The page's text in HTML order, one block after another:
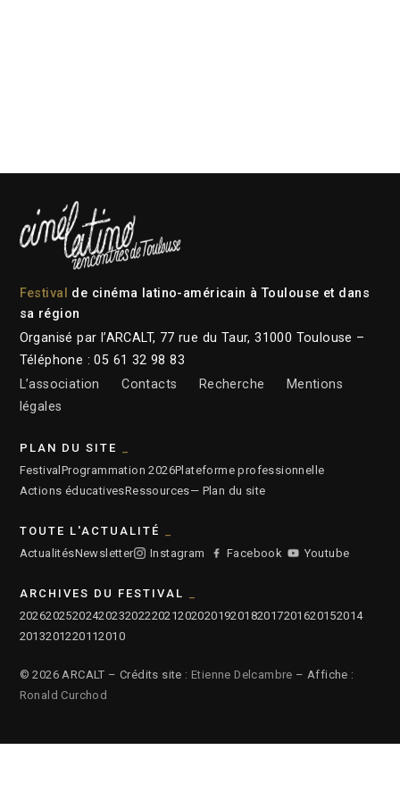
Festival
de cinéma latino-américain à Toulouse et dans
sa région
Organisé par l’ARCALT, 77 rue du Taur, 31000 Toulouse –
Téléphone : 05 61 32 98 83
L’association
Contacts Recherche
Mentions
légales
PLAN DU SITE
Festival Programmation 2026Plateforme professionnelle
Actions éducativesRessources— Plan du site
TOUTE L'ACTUALITÉ
ActualitésNewsletter Instagram Facebook Youtube
ARCHIVES DU FESTIVAL
2026202520242023202220212020201920182017201620152014
2013201220112010
© 2026 ARCALT – Crédits site : Etienne Delcambre – Affiche :
Ronald Curchod